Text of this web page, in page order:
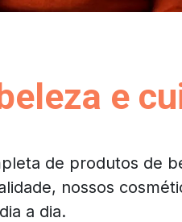
e
de produtos de
nossos
a dia.